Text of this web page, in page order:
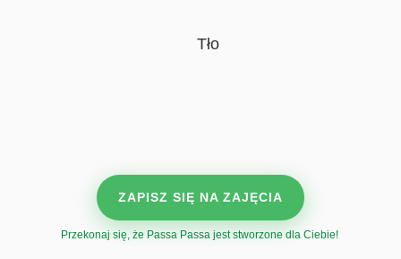
ZAPISZ SIĘ NA ZAJĘCIA
Przekonaj się, że Passa Passa jest stworzone dla Ciebie!